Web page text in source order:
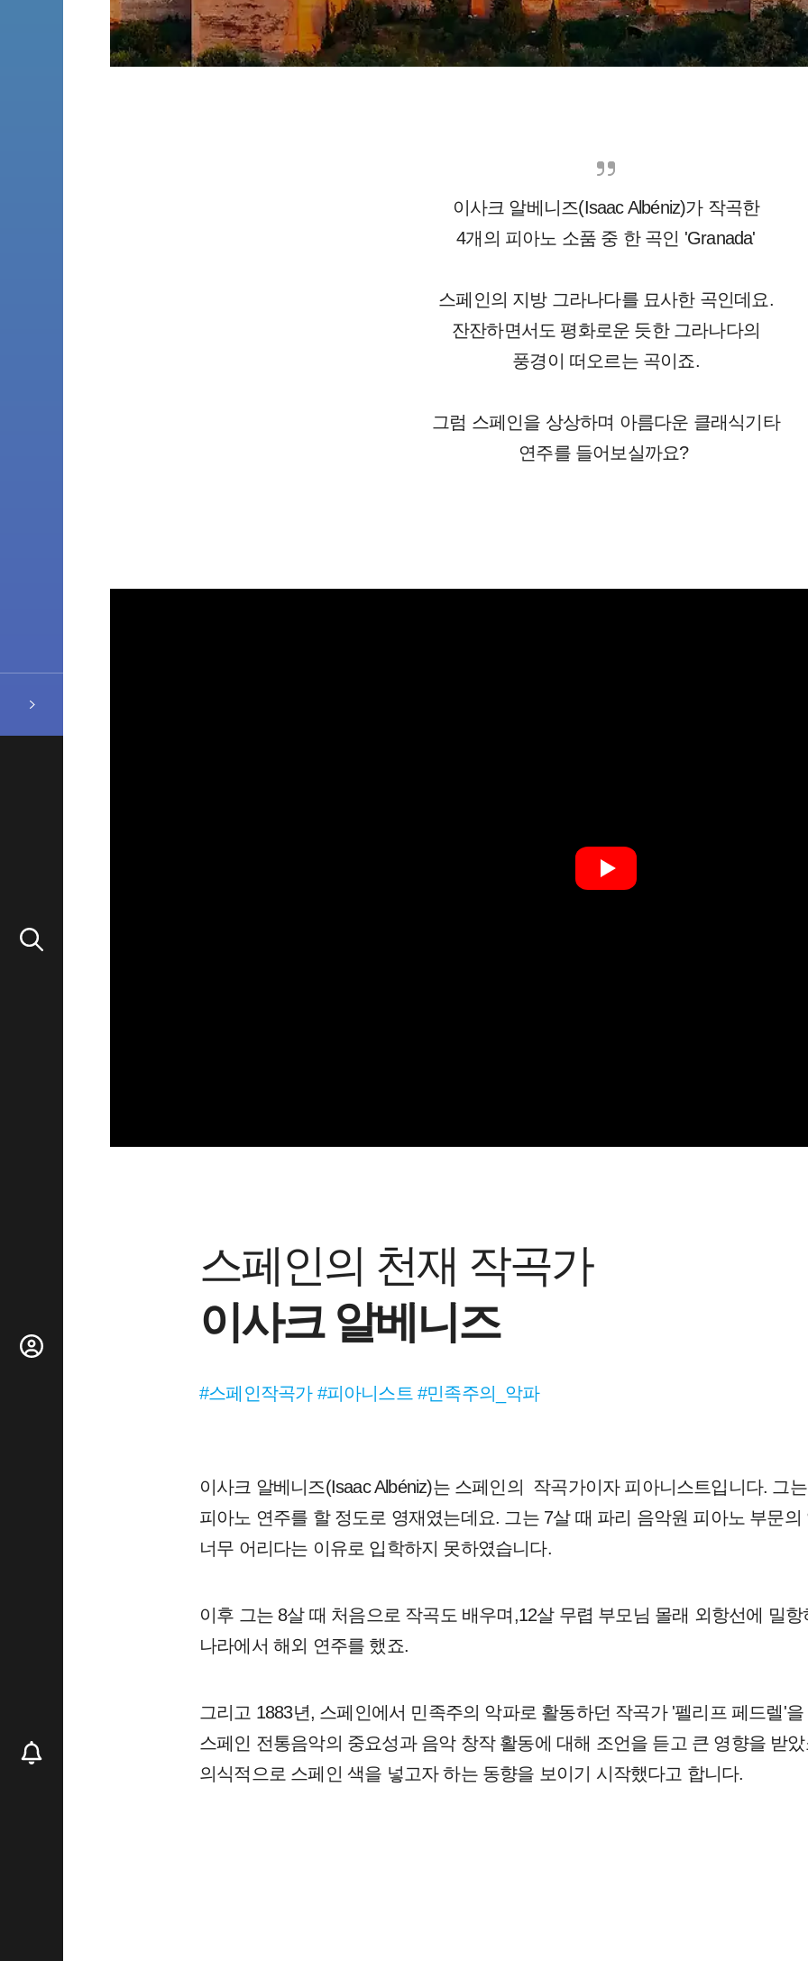
이사크 알베니즈(Isaac Albéniz)가 작곡한
4개의 피아노 소품 중 한 곡인 'Granada'
스페인의 지방 그라나다를 묘사한 곡인데요.
잔잔하면서도 평화로운 듯한 그라나다의
풍경이 떠오르는 곡이죠.
그럼 스페인을 상상하며 아름다운 클래식기타
연주를 들어보실까요?
스페인의 천재 작곡가
이사크 알베니즈
#스페인작곡가 #피아니스트 #민족주의_악파
이사크 알베니즈(Isaac Albéniz)는 스페인의 작곡가이자 피아니스트입니다. 그
피아노 연주를 할 정도로 영재였는데요. 그는 7살 때 파리 음악원 피아노 부문
너무 어리다는 이유로 입학하지 못하였습니다.
이후 그는 8살 때 처음으로 작곡도 배우며,12살 무렵 부모님 몰래 외항선에 밀
나라에서 해외 연주를 했죠.
그리고 1883년, 스페인에서 민족주의 악파로 활동하던 작곡가 '펠리프 페드렐'
스페인 전통음악의 중요성과 음악 창작 활동에 대해 조언을 듣고 큰 영향을 받
의식적으로 스페인 색을 넣고자 하는 동향을 보이기 시작했다고 합니다.